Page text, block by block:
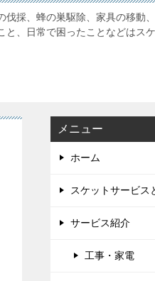
伐採、蜂の巣駆除、家具の移動
と、日常で困ったことなどはス
メニュー
ホーム
スケットサービス
サービス紹介
工事・家電